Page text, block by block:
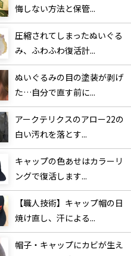
悔しない方法と保管...
圧縮されてしまったぬいぐる
み、ふわふわ復活計...
ぬいぐるみの目の塗装が剥げ
た…自分で直す前に...
アークテリクスのアロー22の
白い汚れを落とす...
キャップの色あせはカラーリ
ングで復活します...
【職人技術】キャップ帽の日
焼け直し、汗による...
帽子・キャップにカビが生え